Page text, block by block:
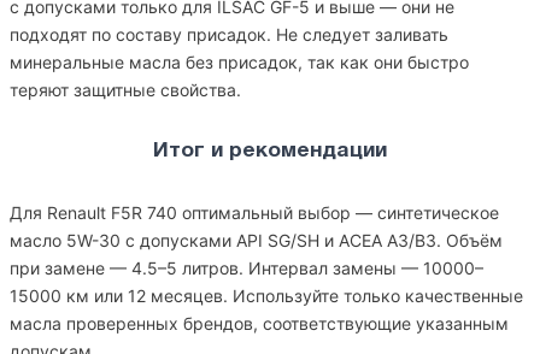
с допусками только для ILSAC GF-5 и выше — они не
подходят по составу присадок. Не следует заливать
минеральные масла без присадок, так как они быстро
теряют защитные свойства.
Итог и рекомендации
Для Renault F5R 740 оптимальный выбор — синтетическое
масло 5W-30 с допусками API SG/SH и ACEA A3/B3. Объём
при замене — 4.5–5 литров. Интервал замены — 10000–
15000 км или 12 месяцев. Используйте только качественные
масла проверенных брендов, соответствующие указанным